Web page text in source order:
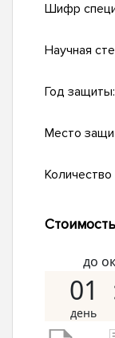
Шифр
Научная
Год защиты:
Место
Количество
до
01